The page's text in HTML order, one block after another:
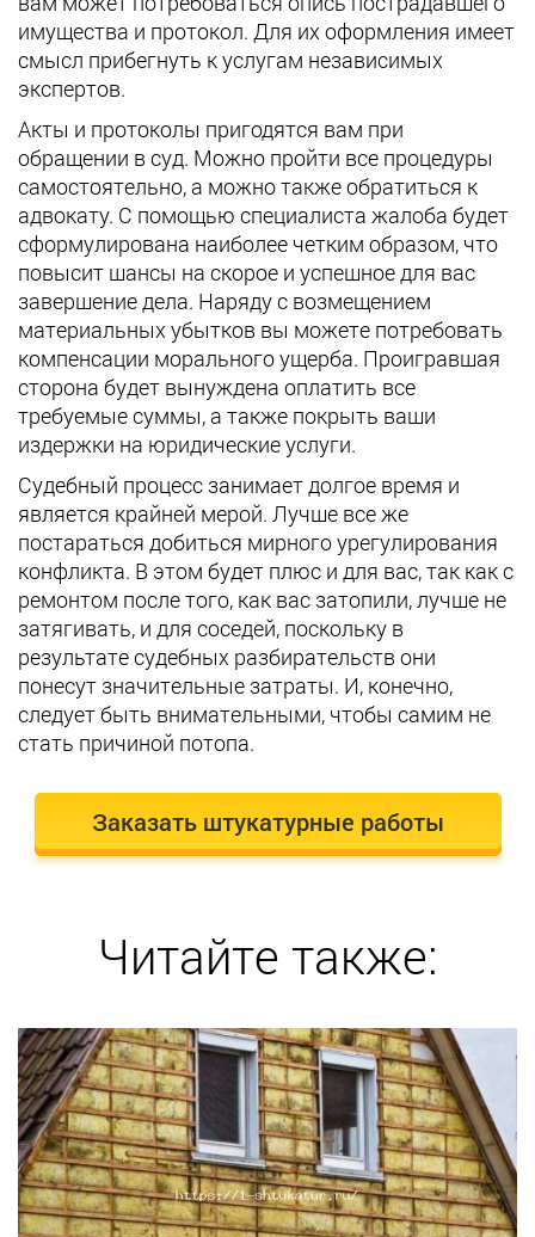
имущества и протокол. Для их оформления имеет
смысл прибегнуть к услугам независимых
экспертов.
Акты и протоколы пригодятся вам при
обращении в суд. Можно пройти все процедуры
самостоятельно, а можно также обратиться к
адвокату. С помощью специалиста жалоба будет
сформулирована наиболее четким образом, что
повысит шансы на скорое и успешное для вас
завершение дела. Наряду с возмещением
материальных убытков вы можете потребовать
компенсации морального ущерба. Проигравшая
сторона будет вынуждена оплатить все
требуемые суммы, а также покрыть ваши
издержки на юридические услуги.
Судебный процесс занимает долгое время и
является крайней мерой. Лучше все же
постараться добиться мирного урегулирования
конфликта. В этом будет плюс и для вас, так как с
ремонтом после того, как вас затопили, лучше не
затягивать, и для соседей, поскольку в
результате судебных разбирательств они
понесут значительные затраты. И, конечно,
следует быть внимательными, чтобы самим не
стать причиной потопа.
Заказать штукатурные работы
Читайте также: